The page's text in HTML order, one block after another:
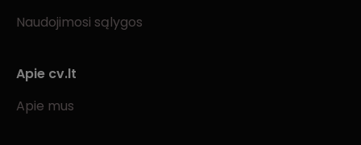
Naudojimosi sąlygos
Apie cv.lt
Apie mus